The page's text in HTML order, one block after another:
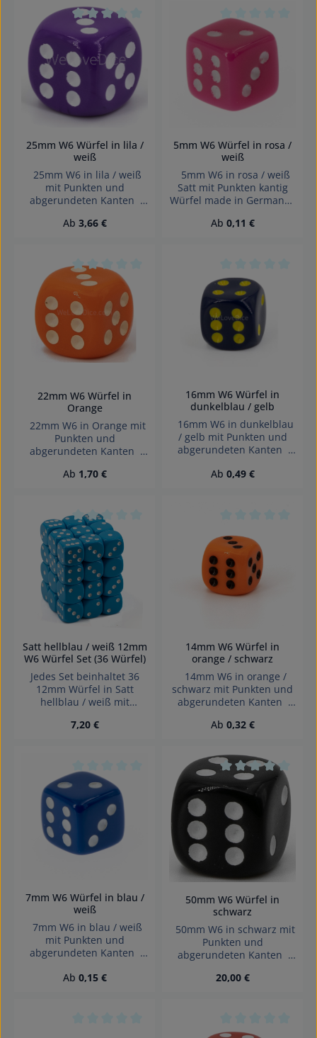
Erstickungsgefahr!
Durchschnittliche Bewertung von 0 von 5
25mm W6 Würfel in lila /
weiß
25mm W6 in lila / weiß
mit Punkten und
abgerundeten Kanten
in Germany Achtung!
unter 3 Jahren geeignet.
Erstickungsgefahr!
Regulärer Preis:
Ab 3,66 €
Durchschnittliche
5mm W6 Würfel in rosa /
weiß
5mm W6 in rosa / weiß
Satt mit Punkten kantig
Würfel made in Germany
verschluckbarer Kleinteile
Regulärer Preis:
Ab 0,11 €
Durchschnittliche Bewertung von 0 von 5
22mm W6 Würfel in
Orange
22mm W6 in Orange mit
Punkten und
abgerundeten Kanten
in Germany Achtung!
unter 3 Jahren geeignet.
Erstickungsgefahr!
Regulärer Preis:
Ab 1,70 €
Durchschnittliche
16mm W6 Würfel in
dunkelblau / gelb
16mm W6 in dunkelblau
/ gelb mit Punkten und
abgerundeten Kanten
in Germany Achtung!
Regulärer Preis:
Ab 0,49 €
Durchschnittliche Bewertung von 0 von 5
Satt hellblau / weiß 12mm
W6 Würfel Set (36 Würfel)
Jedes Set beinhaltet 36
12mm Würfel in Satt
hellblau / weiß mit
Denmark.
Regulärer Preis:
7,20 €
14mm W6 Würfel in
orange / schwarz
14mm W6 in orange /
schwarz mit Punkten und
abgerundeten Kanten
in Germany Achtung!
Kleinteile nicht für Kinder
unter 3 Jahren geeignet.
Erstickungsgefahr!
Regulärer Preis:
Ab 0,32 €
Durchschnittliche Bewertung von 0 von 5
7mm W6 Würfel in blau /
weiß
7mm W6 in blau / weiß
mit Punkten und
abgerundeten Kanten
in Germany Achtung!
Regulärer Preis:
Ab 0,15 €
Durchschnittliche
50mm W6 Würfel in
schwarz
50mm W6 in schwarz mit
Punkten und
abgerundeten Kanten
in Germany Achtung!
Erstickungsgefahr!
Regulärer Preis:
20,00 €
Durchschnittliche Bewertung von 0 von 5
Durchschnittliche